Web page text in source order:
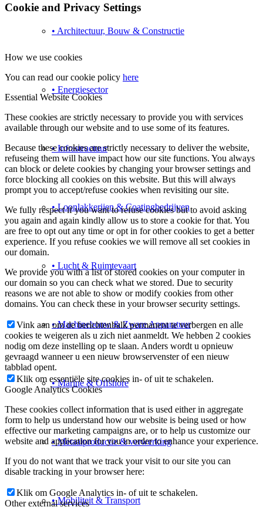
• Architectuur, Bouw & Constructie
• Energiesector
• Infrastructuur
• Loonlakkerijen & Coatingbedrijven
• Lucht & Ruimtevaart
• Machinebouw & Zware Apparatuur
• Marine & Offshore
• Metaalproductie & verwerking
• Mobiliteit & Transport
Cookie and Privacy Settings
How we use cookies
You can read our cookie policy here
Essential Website Cookies
These cookies are strictly necessary to provide you with services
available through our website and to use some of its features.
Because these cookies are strictly necessary to deliver the website,
refuseing them will have impact how our site functions. You always
can block or delete cookies by changing your browser settings and
force blocking all cookies on this website. But this will always
prompt you to accept/refuse cookies when revisiting our site.
We fully respect if you want to refuse cookies but to avoid asking
you again and again kindly allow us to store a cookie for that. You
are free to opt out any time or opt in for other cookies to get a better
experience. If you refuse cookies we will remove all set cookies in
our domain.
We provide you with a list of stored cookies on your computer in
our domain so you can check what we stored. Due to security
reasons we are not able to show or modify cookies from other
domains. You can check these in your browser security settings.
Vink aan om de berichtenbalk permanent te verbergen en alle
cookies te weigeren als u zich niet aanmeldt. We hebben 2 cookies
nodig om deze instelling op te slaan. Anders wordt u opnieuw
gevraagd wanneer u een nieuw browservenster of een nieuw
tabblad opent.
Klik om essentiële site cookies in- of uit te schakelen.
Google Analytics Cookies
These cookies collect information that is used either in aggregate
form to help us understand how our website is being used or how
effective our marketing campaigns are, or to help us customize our
website and application for you in order to enhance your experience.
If you do not want that we track your visit to our site you can
disable tracking in your browser here:
Klik om Google Analytics in- of uit te schakelen.
Other external services